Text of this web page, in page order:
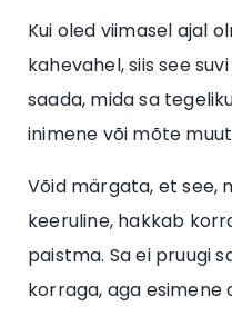
Kui oled viimasel ajal
kahevahel, siis see
saada, mida sa
inimene või mõte
Võid märgata, et see,
keeruline, hakkab
paistma. Sa ei pruugi
korraga, aga esimene